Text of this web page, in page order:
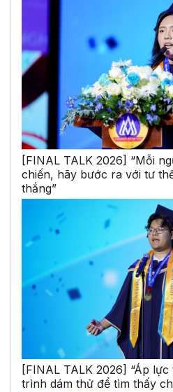
[FINAL TALK 2026] “Mỗi
chiến, hãy bước ra với tư
thắng”
[FINAL TALK 2026] “Áp
trình dám thử để tìm thấy